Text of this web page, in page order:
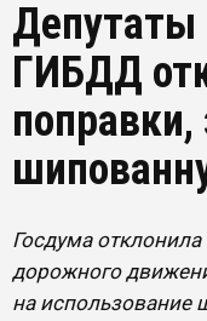
Депутаты
ГИБДД
Госдума
дорожного
на использование